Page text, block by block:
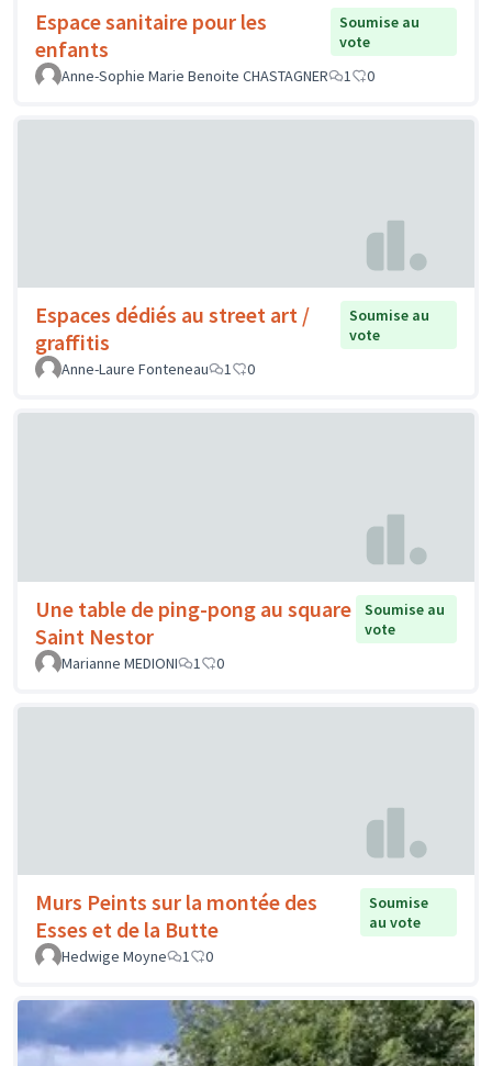
Espace sanitaire pour les
enfants
Soumise au
vote
Anne-Sophie Marie Benoite CHASTAGNER
1 0
Espaces dédiés au street art /
graffitis
Soumise au
vote
Anne-Laure Fonteneau
1 0
Une table de ping-pong au square
Saint Nestor
Soumise au
vote
Marianne MEDIONI
1 0
Murs Peints sur la montée des
Esses et de la Butte
Soumise
au vote
Hedwige Moyne
1 0